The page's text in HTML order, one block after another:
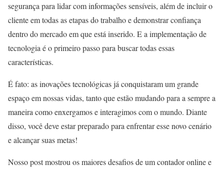
segurança para lidar com informações sensíveis, além de incluir o
cliente em todas as etapas do trabalho e demonstrar confiança
dentro do mercado em que está inserido. E a implementação de
tecnologia é o primeiro passo para buscar todas essas
características.
É fato: as inovações tecnológicas já conquistaram um grande
espaço em nossas vidas, tanto que estão mudando para a sempre a
maneira como enxergamos e interagimos com o mundo. Diante
disso, você deve estar preparado para enfrentar esse novo cenário
e alcançar suas metas!
Nosso post mostrou os maiores desafios de um contador online e